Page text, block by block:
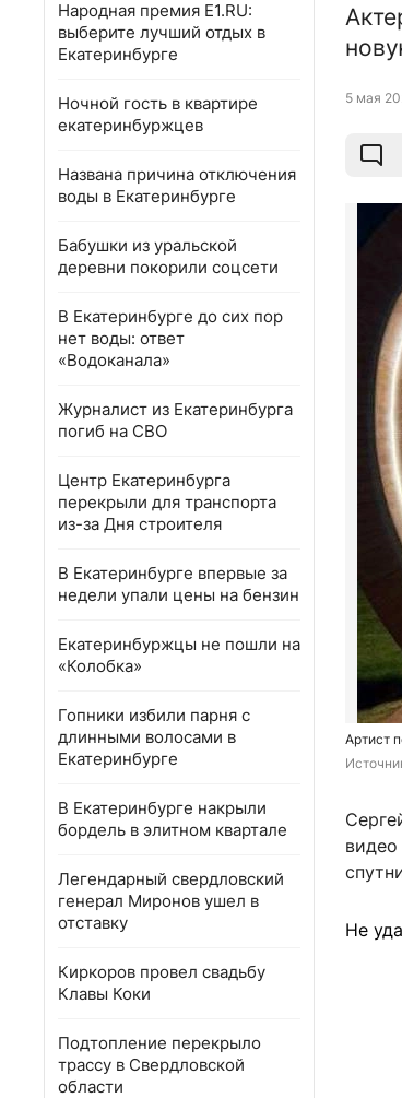
Народная премия E1.RU:
выберите лучший отдых в
Екатеринбурге
Ночной гость в квартире
екатеринбуржцев
Названа причина отключения
воды в Екатеринбурге
Бабушки из уральской
деревни покорили соцсети
В Екатеринбурге до сих пор
нет воды: ответ
«Водоканала»
Журналист из Екатеринбурга
погиб на СВО
Центр Екатеринбурга
перекрыли для транспорта
из-за Дня строителя
В Екатеринбурге впервые за
недели упали цены на бензин
Екатеринбуржцы не пошли на
«Колобка»
Гопники избили парня с
длинными волосами в
Екатеринбурге
В Екатеринбурге накрыли
бордель в элитном квартале
Легендарный свердловский
генерал Миронов ушел в
отставку
Киркоров провел свадьбу
Клавы Коки
Подтопление перекрыло
трассу в Свердловской
области
5 мая
Артист
видео
Не